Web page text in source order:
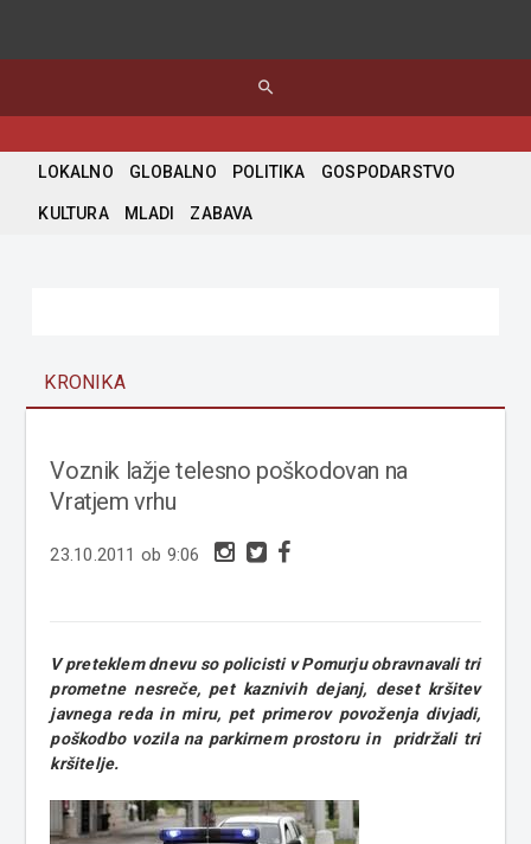
search
LOKALNO GLOBALNO POLITIKA GOSPODARSTVO
KULTURA MLADI ZABAVA
KRONIKA
Voznik lažje telesno poškodovan na
Vratjem vrhu
23.10.2011 ob 9:06
V preteklem dnevu so policisti v Pomurju obravnavali tri
prometne nesreče, pet kaznivih dejanj, deset kršitev
javnega reda in miru, pet primerov povoženja divjadi,
poškodbo vozila na parkirnem prostoru in pridržali tri
kršitelje.